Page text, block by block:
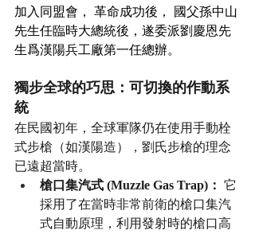
加入同盟會， 革命成功後， 國父孫中山
先生任臨時大總統後，遂委派劉慶恩先
生爲漢陽兵工廠第一任總辦。
獨步全球的巧思：可切換的作動系
統
在民國初年，全球軍隊仍在使用手動栓
式步槍（如漢陽造），劉氏步槍的理念
已遠超當時。
槍口集汽式 (Muzzle Gas Trap)： 它
採用了在當時非常前衛的槍口集汽
式自動原理，利用發射時的槍口高